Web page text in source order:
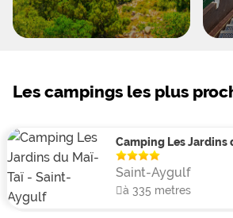
Les campings les plus
Camping Les Jardins
Saint-Aygulf
à 335 metres